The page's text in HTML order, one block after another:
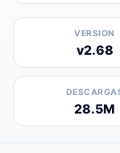
VERSION
v2.68
28.5M